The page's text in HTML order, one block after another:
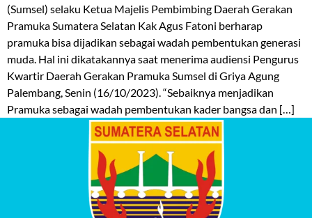
(Sumsel) selaku Ketua Majelis Pembimbing Daerah Gerakan
Pramuka Sumatera Selatan Kak Agus Fatoni berharap
pramuka bisa dijadikan sebagai wadah pembentukan generasi
muda. Hal ini dikatakannya saat menerima audiensi Pengurus
Kwartir Daerah Gerakan Pramuka Sumsel di Griya Agung
Palembang, Senin (16/10/2023). “Sebaiknya menjadikan
Pramuka sebagai wadah pembentukan kader bangsa dan […]